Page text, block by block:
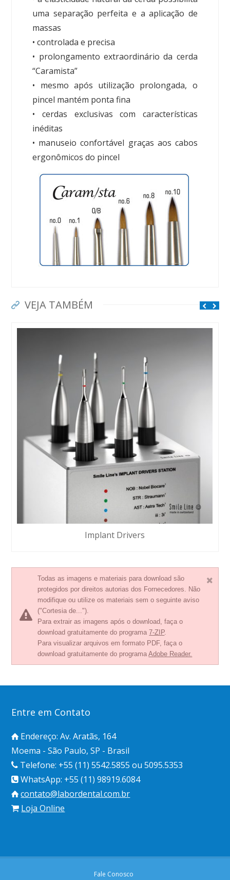
uma separação perfeita e a aplicação de
massas
• controlada e precisa
• prolongamento extraordinário da cerda
“Caramista”
• mesmo após utilização prolongada, o
pincel mantém ponta fina
• cerdas exclusivas com características
inéditas
• manuseio confortável graças aos cabos
ergonômicos do pincel
VEJA TAMBÉM
Implant Drivers
Todas as imagens e materiais para download são
protegidos por direitos autorias dos Fornecedores. Não
modifique ou utilize os materiais sem o seguinte aviso
("Cortesia de...").
Para extrair as imagens após o download, faça o
download gratuitamente do programa7-ZIP.
Para visualizar arquivos em formato PDF, faça o
download gratuitamente do programaAdobe Reader.
Entre em Contato
Endereço: Av. Aratãs, 164
Moema - São Paulo, SP - Brasil
Telefone: +55 (11) 5542.5855 ou 5095.5353
WhatsApp: +55 (11) 98919.6084
contato@labordental.com.br
Loja Online
Fale Conosco